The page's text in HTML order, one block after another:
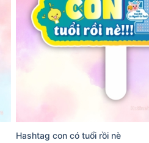
Hashtag con có tuổi rồi nè